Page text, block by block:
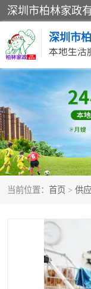
深圳市
本地生活
当前位置： 首页 > 供
家居保洁
家庭保姆